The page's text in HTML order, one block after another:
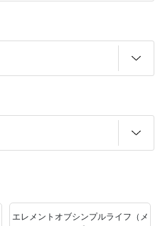
エレメントオブシンプルライフ（メ